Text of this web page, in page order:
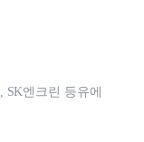
엔크린 등유에